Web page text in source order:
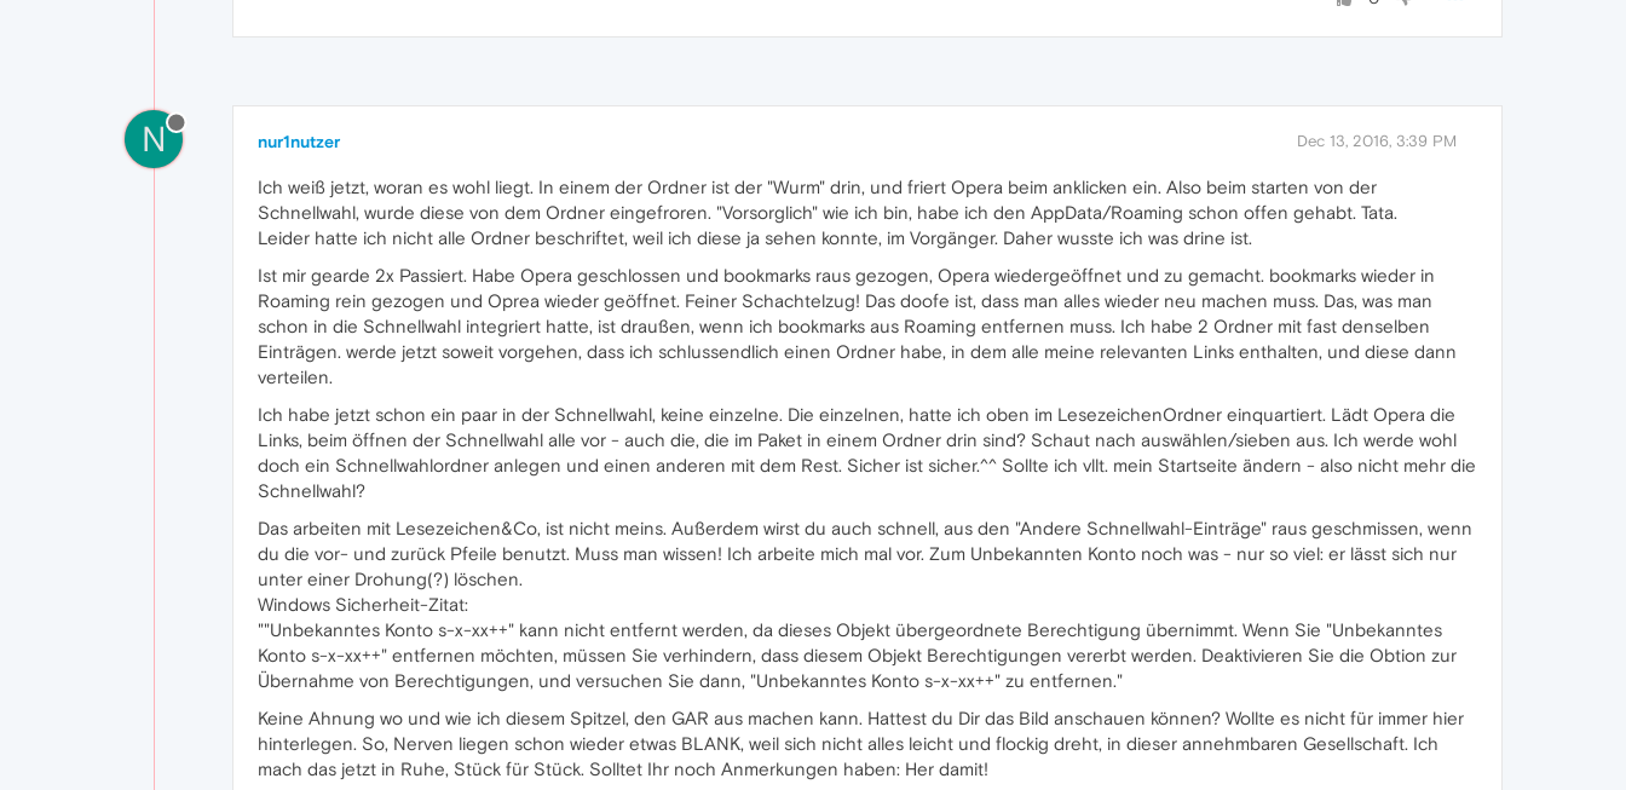
N nur1nutzer Dec 13, 2016, 3:39 PM
Ich weiß jetzt, woran es wohl liegt. In einem der Ordner ist der "Wurm" drin, und friert Opera beim anklicken ein. Also beim starten von der
Schnellwahl, wurde diese von dem Ordner eingefroren. "Vorsorglich" wie ich bin, habe ich den AppData/Roaming schon offen gehabt. Tata.
Leider hatte ich nicht alle Ordner beschriftet, weil ich diese ja sehen konnte, im Vorgänger. Daher wusste ich was drine ist.
Ist mir gearde 2x Passiert. Habe Opera geschlossen und bookmarks raus gezogen, Opera wiedergeöffnet und zu gemacht. bookmarks wieder in
Roaming rein gezogen und Oprea wieder geöffnet. Feiner Schachtelzug! Das doofe ist, dass man alles wieder neu machen muss. Das, was man
schon in die Schnellwahl integriert hatte, ist draußen, wenn ich bookmarks aus Roaming entfernen muss. Ich habe 2 Ordner mit fast denselben
Einträgen. werde jetzt soweit vorgehen, dass ich schlussendlich einen Ordner habe, in dem alle meine relevanten Links enthalten, und diese dann
verteilen.
Ich habe jetzt schon ein paar in der Schnellwahl, keine einzelne. Die einzelnen, hatte ich oben im LesezeichenOrdner einquartiert. Lädt Opera die
Links, beim öffnen der Schnellwahl alle vor - auch die, die im Paket in einem Ordner drin sind? Schaut nach auswählen/sieben aus. Ich werde wohl
doch ein Schnellwahlordner anlegen und einen anderen mit dem Rest. Sicher ist sicher.^^ Sollte ich vllt. mein Startseite ändern - also nicht mehr die
Schnellwahl?
Das arbeiten mit Lesezeichen&Co, ist nicht meins. Außerdem wirst du auch schnell, aus den "Andere Schnellwahl-Einträge" raus geschmissen, wenn
du die vor- und zurück Pfeile benutzt. Muss man wissen! Ich arbeite mich mal vor. Zum Unbekannten Konto noch was - nur so viel: er lässt sich nur
unter einer Drohung(?) löschen.
Windows Sicherheit-Zitat:
""Unbekanntes Konto s-x-xx++" kann nicht entfernt werden, da dieses Objekt übergeordnete Berechtigung übernimmt. Wenn Sie "Unbekanntes
Konto s-x-xx++" entfernen möchten, müssen Sie verhindern, dass diesem Objekt Berechtigungen vererbt werden. Deaktivieren Sie die Obtion zur
Übernahme von Berechtigungen, und versuchen Sie dann, "Unbekanntes Konto s-x-xx++" zu entfernen."
Keine Ahnung wo und wie ich diesem Spitzel, den GAR aus machen kann. Hattest du Dir das Bild anschauen können? Wollte es nicht für immer hier
hinterlegen. So, Nerven liegen schon wieder etwas BLANK, weil sich nicht alles leicht und flockig dreht, in dieser annehmbaren Gesellschaft. Ich
mach das jetzt in Ruhe, Stück für Stück. Solltet Ihr noch Anmerkungen haben: Her damit!